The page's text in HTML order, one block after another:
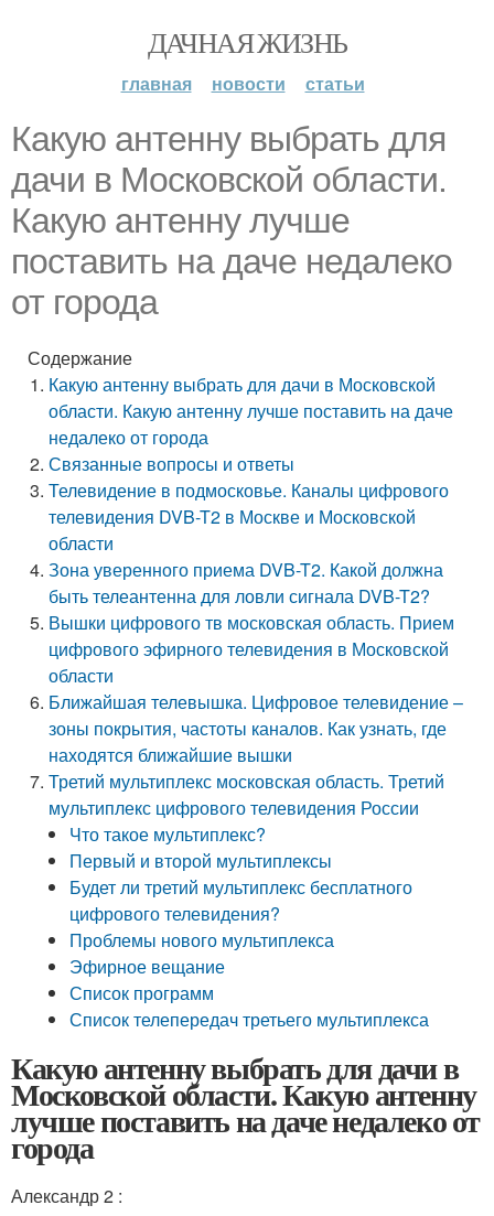
ДАЧНАЯ ЖИЗНЬ
главная новости статьи
Какую антенну выбрать для
дачи в Московской области.
Какую антенну лучше
поставить на даче недалеко
от города
Содержание
Какую антенну выбрать для дачи в Московской
области. Какую антенну лучше поставить на даче
недалеко от города
Связанные вопросы и ответы
Телевидение в подмосковье. Каналы цифрового
телевидения DVB-T2 в Москве и Московской
области
Зона уверенного приема DVB-T2. Какой должна
быть телеантенна для ловли сигнала DVB-T2?
Вышки цифрового тв московская область. Прием
цифрового эфирного телевидения в Московской
области
Ближайшая телевышка. Цифровое телевидение –
зоны покрытия, частоты каналов. Как узнать, где
находятся ближайшие вышки
Третий мультиплекс московская область. Третий
мультиплекс цифрового телевидения России
Что такое мультиплекс?
Первый и второй мультиплексы
Будет ли третий мультиплекс бесплатного
цифрового телевидения?
Проблемы нового мультиплекса
Эфирное вещание
Список программ
Список телепередач третьего мультиплекса
Какую антенну выбрать для дачи в
Московской области. Какую антенну
лучше поставить на даче недалеко от
города
Александр 2 :